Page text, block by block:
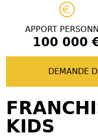
APPORT
100 000
DEMANDE
KIDS